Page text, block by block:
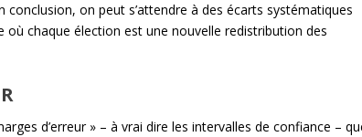
conclusion, on peut s’attendre à des écarts systématiques
chaque élection est une nouvelle redistribution des
d’erreur » – à vrai dire les intervalles de confiance –